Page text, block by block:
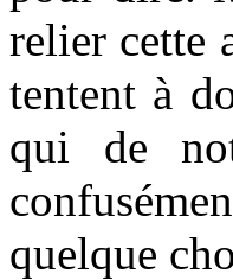
relier cette
tentent à
qui de
quelque